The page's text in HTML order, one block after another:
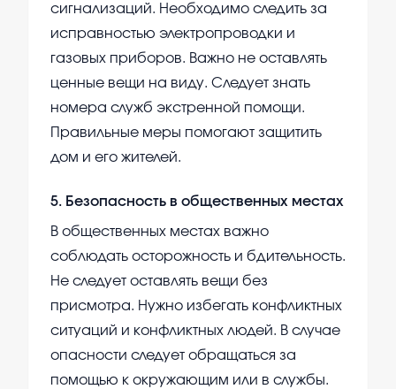
сигнализаций. Необходимо следить за
исправностью электропроводки и
газовых приборов. Важно не оставлять
ценные вещи на виду. Следует знать
номера служб экстренной помощи.
Правильные меры помогают защитить
дом и его жителей.
5. Безопасность в общественных местах
В общественных местах важно
соблюдать осторожность и бдительность.
Не следует оставлять вещи без
присмотра. Нужно избегать конфликтных
ситуаций и конфликтных людей. В случае
опасности следует обращаться за
помощью к окружающим или в службы.